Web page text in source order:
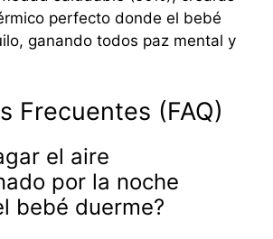
perfecto donde el bebé
ganando todos paz mental y
Frecuentes (FAQ)
el aire
por la noche
bebé duerme?